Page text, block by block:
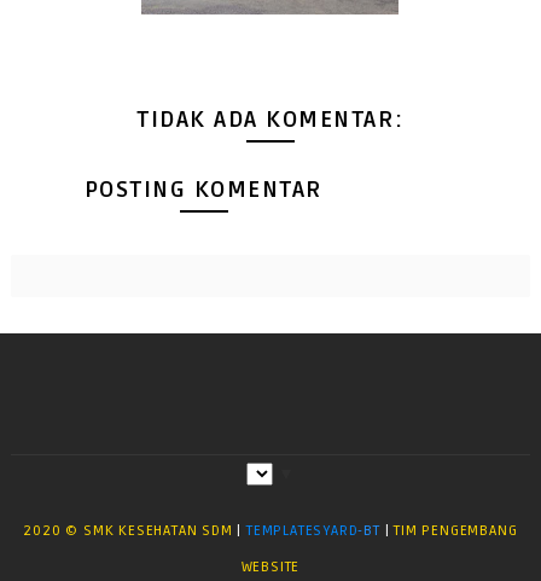
TIDAK ADA KOMENTAR:
POSTING KOMENTAR
2020 © SMK KESEHATAN SDM |TEMPLATESYARD-BT|TIM PENGEMBANG
WEBSITE